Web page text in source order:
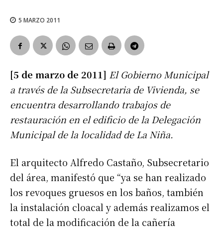
5 MARZO 2011
[5 de marzo de 2011] El Gobierno Municipal
a través de la Subsecretaria de Vivienda, se
encuentra desarrollando trabajos de
restauración en el edificio de la Delegación
Municipal de la localidad de La Niña.
El arquitecto Alfredo Castaño, Subsecretario
del área, manifestó que “ya se han realizado
los revoques gruesos en los baños, también
la instalación cloacal y además realizamos el
total de la modificación de la cañería